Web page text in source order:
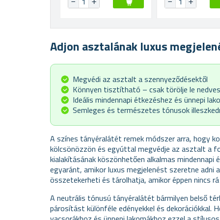
Adjon asztalának luxus
Megvédi az asztalt a szennyeződésektől
Könnyen tisztítható – csak törölje le
Ideális mindennapi étkezéshez és ünnepi
Semleges és természetes tónusok
A színes tányéralátét remek módszer arra, hogy
kölcsönözzön és egyúttal megvédje az asztalt a
kialakításának köszönhetően alkalmas mindennapi
egyaránt, amikor luxus megjelenést szeretne
összetekerheti és tárolhatja, amikor éppen nincs
A neutrális tónusú tányéralátét bármilyen belső
párosítást különféle edényekkel és dekorációkkal.